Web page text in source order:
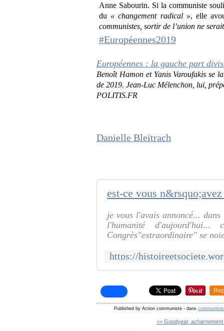
Anne Sabourin. Si la communiste
du « changement radical », elle
communistes, sortir de l’union ne
#Européennes2019
Européennes : la gauche part
Benoît Hamon et Yanis Varoufakis se
de 2019. Jean-Luc Mélenchon, lui,
POLITIS.FR
Danielle Bleitrach
je vous l'avais annoncé...
l'humanité
Congrès"extraordinaire" se
Published by Action communiste - dans
<< Goodyear,